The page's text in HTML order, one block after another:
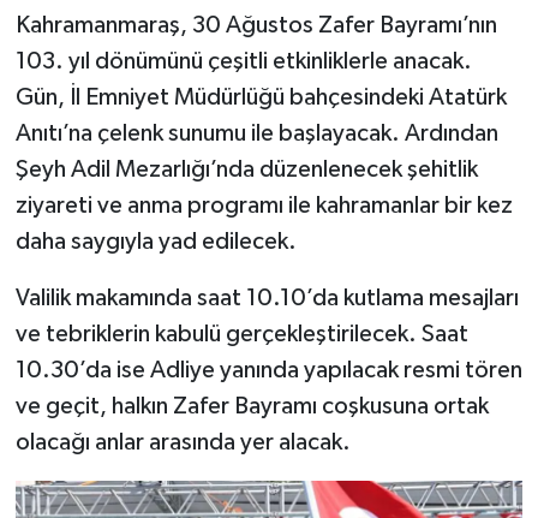
Kahramanmaraş, 30 Ağustos Zafer Bayramı’nın
103. yıl dönümünü çeşitli etkinliklerle anacak.
Gün, İl Emniyet Müdürlüğü bahçesindeki Atatürk
Anıtı’na çelenk sunumu ile başlayacak. Ardından
Şeyh Adil Mezarlığı’nda düzenlenecek şehitlik
ziyareti ve anma programı ile kahramanlar bir kez
daha saygıyla yad edilecek.
Valilik makamında saat 10.10’da kutlama mesajları
ve tebriklerin kabulü gerçekleştirilecek. Saat
10.30’da ise Adliye yanında yapılacak resmi tören
ve geçit, halkın Zafer Bayramı coşkusuna ortak
olacağı anlar arasında yer alacak.